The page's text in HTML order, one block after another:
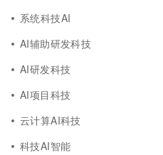
系统科技AI
AI辅助研发科技
AI研发科技
AI项目科技
云计算AI科技
科技AI智能